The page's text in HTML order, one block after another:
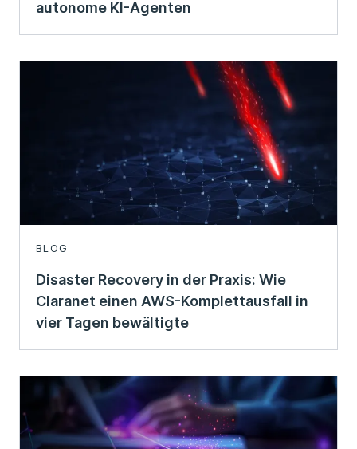
autonome KI-Agenten
BLOG
Disaster Recovery in der Praxis: Wie
Claranet einen AWS-Komplettausfall in
vier Tagen bewältigte